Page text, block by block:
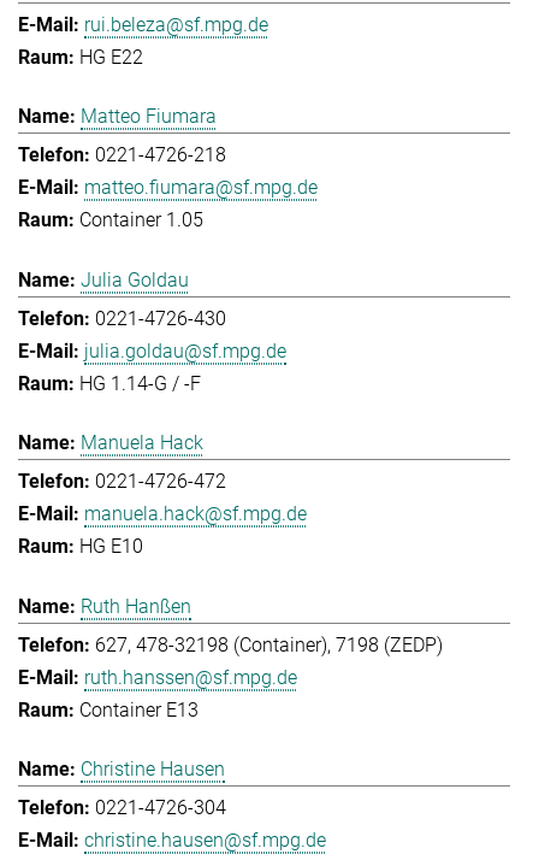
rui.beleza@sf.mpg.de
HG E22
Matteo Fiumara
0221-4726-218
matteo.fiumara@sf.mpg.de
Container 1.05
Julia Goldau
0221-4726-430
julia.goldau@sf.mpg.de
HG 1.14-G / -F
Manuela Hack
0221-4726-472
manuela.hack@sf.mpg.de
HG E10
Ruth Hanßen
627, 478-32198 (Container), 7198 (ZEDP)
ruth.hanssen@sf.mpg.de
Container E13
Christine Hausen
0221-4726-304
christine.hausen@sf.mpg.de